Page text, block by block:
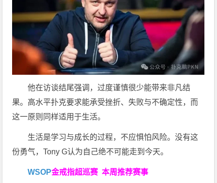
他在访谈结尾强调，过度谨慎很少能带来非凡结
果。高水平扑克要求能承受挫折、失败与不确定性，而
这一原则同样适用于生活。
生活是学习与成长的过程，不应惧怕风险。没有这
份勇气，Tony G认为自己绝不可能走到今天。
WSOP金戒指超巡赛本周推荐赛事